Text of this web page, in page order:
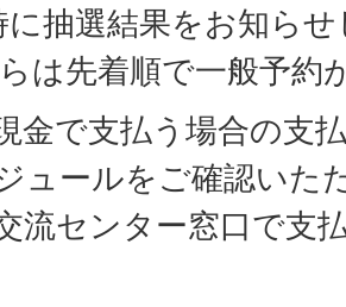
に抽選結果をお知ら
は先着順で一般予約
金で支払う場合の支
ュールをご確認いた
流センター窓口で支